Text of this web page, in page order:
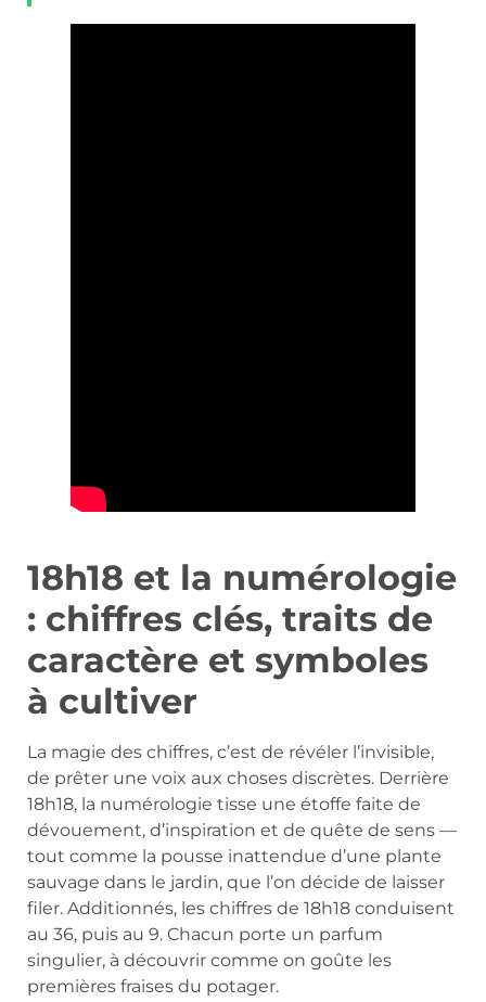
18h18 et la numérologie
: chiffres clés, traits de
caractère et symboles
à cultiver
La magie des chiffres, c’est de révéler l’invisible,
de prêter une voix aux choses discrètes. Derrière
18h18, la numérologie tisse une étoffe faite de
dévouement, d’inspiration et de quête de sens —
tout comme la pousse inattendue d’une plante
sauvage dans le jardin, que l’on décide de laisser
filer. Additionnés, les chiffres de 18h18 conduisent
au 36, puis au 9. Chacun porte un parfum
singulier, à découvrir comme on goûte les
premières fraises du potager.